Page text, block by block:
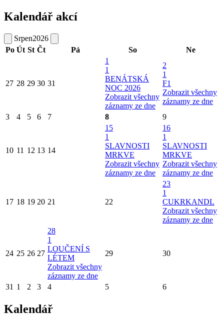
Kalendář akcí
Srpen2026
Po Út St Čt Pá So Ne
27 28 29 30 31
1
1
BENÁTSKÁ
NOC 2026
Zobrazit všechny
záznamy ze dne
2
1
F1
Zobrazit všechny
záznamy ze dne
3
4 5 6 7 8 9
10 11 12 13 14
15
1
SLAVNOSTI
MRKVE
Zobrazit všechny
záznamy ze dne
16
1
SLAVNOSTI
MRKVE
Zobrazit všechny
záznamy ze dne
17 18 19 20 21 22
23
1
CUKRKANDL
Zobrazit všechny
záznamy ze dne
24 25 26 27
28
1
LOUČENÍ S
LÉTEM
Zobrazit všechny
záznamy ze dne
29 30
31 1 2 3 4 5 6
Kalendář